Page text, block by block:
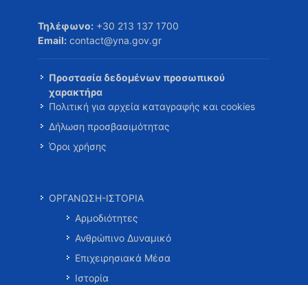
Τηλέφωνο: +30 213 137 1700
Email: contact@yna.gov.gr
Προστασία δεδομένων προσωπικού
χαρακτήρα
Πολιτική για αρχεία καταγραφής και cookies
Δήλωση προσβασιμότητας
Όροι χρήσης
ΟΡΓΑΝΩΣΗ-ΙΣΤΟΡΙΑ
Αρμοδιότητες
Ανθρώπινο Δυναμικό
Επιχειρησιακά Μέσα
Ιστορία